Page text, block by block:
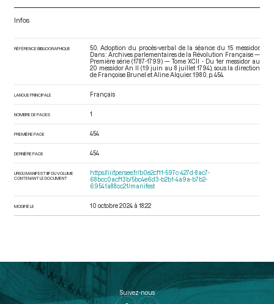
Infos
RÉFÉRENCE BIBLIOGRAPHIQUE
50. Adoption du procès-verbal de la séance du 15 messidor.
Dans : Archives parlementaires de la Révolution Française —
Première série (1787-1799) — Tome XCII - Du 1er messidor au
20 messidor An II (19 juin au 8 juillet 1794), sous la direction
de Françoise Brunel et Aline Alquier. 1980. p. 454.
LANGUE PRINCIPALE Français
NOMBRE DE PAGES 1
PREMIÈRE PAGE 454
DERNIÈRE PAGE 454
URI DU MANIFEST IIIF DU VOLUME
CONTENANT LE DOCUMENT
https://iiif.persee.fr/b0e2cf11-597c-427d-8ac7-
68bcc0acf13b/5bc4e6d3-b2b1-4a9a-b7b2-
69541a88cc21/manifest
MODIFIÉ LE 10 octobre 2024 à 18:22
Suivez-nous